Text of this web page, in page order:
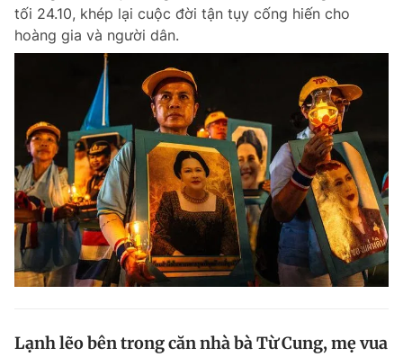
tối 24.10, khép lại cuộc đời tận tụy cống hiến cho
hoàng gia và người dân.
Lạnh lẽo bên trong căn nhà bà Từ Cung, mẹ vua